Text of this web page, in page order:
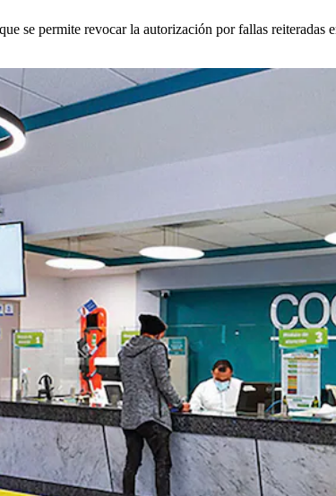
se permite revocar la autorización por fallas